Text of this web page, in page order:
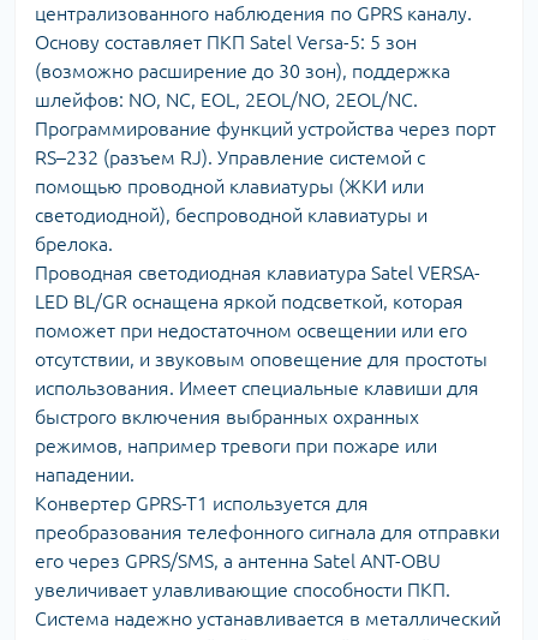
централизованного наблюдения по GPRS каналу.
Основу составляет ПКП Satel Versa-5: 5 зон
(возможно расширение до 30 зон), поддержка
шлейфов: NO, NC, EOL, 2EOL/NO, 2EOL/NC.
Программирование функций устройства через порт
RS–232 (разъем RJ). Управление системой с
помощью проводной клавиатуры (ЖКИ или
светодиодной), беспроводной клавиатуры и
брелока.
Проводная светодиодная клавиатура Satel VERSA-
LED BL/GR оснащена яркой подсветкой, которая
поможет при недостаточном освещении или его
отсутствии, и звуковым оповещение для простоты
использования. Имеет специальные клавиши для
быстрого включения выбранных охранных
режимов, например тревоги при пожаре или
нападении.
Конвертер GPRS-T1 используется для
преобразования телефонного сигнала для отправки
его через GPRS/SMS, а антенна Satel ANT-OBU
увеличивает улавливающие способности ПКП.
Система надежно устанавливается в металлический